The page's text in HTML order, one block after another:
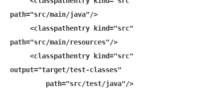
path="src/main/java"/>
<classpathentry kind="src"
path="src/main/resources"/>
<classpathentry kind="src"
output="target/test-classes"
path="src/test/java"/>